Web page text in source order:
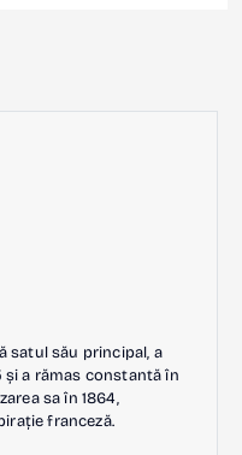
satul său principal, a
a rămas constantă în
sa în 1864,
franceză.